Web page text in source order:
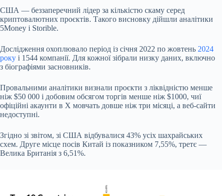
США — беззаперечний лідер за кількістю скаму серед
криптовалютних проєктів. Такого висновку дійшли аналітики
5Money і Storible.
Дослідження охоплювало період із січня 2022 по жовтень 2024
року і 1544 компанії. Для кожної зібрали низку даних, включно
з біографіями засновників.
Провальними аналітики визнали проєкти з ліквідністю менше
ніж $50 000 і добовим обсягом торгів менше ніж $1000, чиї
офіційні акаунти в X мовчать довше ніж три місяці, а веб-сайти
недоступні.
Згідно зі звітом, зі США відбувалися 43% усіх шахрайських
схем. Друге місце посів Китай із показником 7,55%, третє —
Велика Британія з 6,51%.